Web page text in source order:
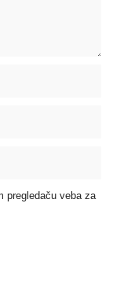
pregledaču veba za